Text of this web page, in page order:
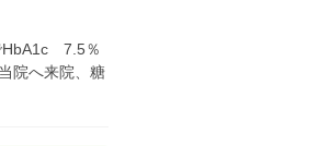
7.5％
院へ来院、糖